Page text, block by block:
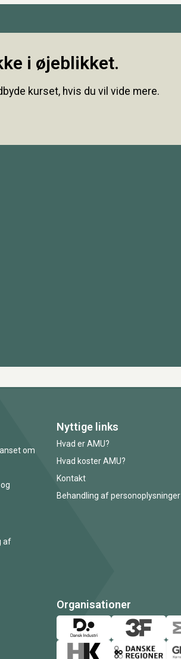
i øjeblikket.
kurset, hvis du vil vide mere.
om
af
Nyttige links
Hvad er AMU?
Hvad koster AMU?
Kontakt
Behandling af personoplysninger
Organisationer